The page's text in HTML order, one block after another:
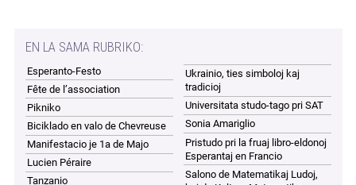
EN LA SAMA RUBRIKO:
Esperanto-Festo
Fête de l’association
Pikniko
Biciklado en valo de Chevreuse
Manifestacio je 1a de Majo
Lucien Péraire
Tanzanio
Ukrainio, ties simboloj kaj
tradicioj
Universitata studo-tago pri SAT
Sonia Amariglio
Pristudo pri la fruaj libro-eldonoj
Esperantaj en Francio
Salono de Matematikaj Ludoj,